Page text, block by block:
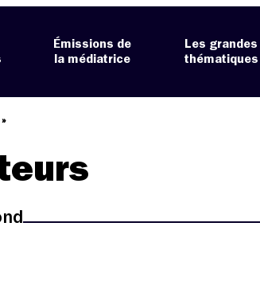
Émissions de
la médiatrice
Les grandes
thématiques